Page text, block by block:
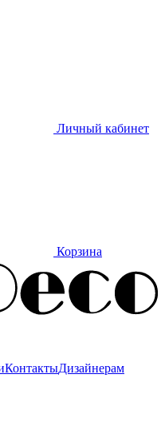
Личный кабинет
Корзина
КонтактыДизайнерам